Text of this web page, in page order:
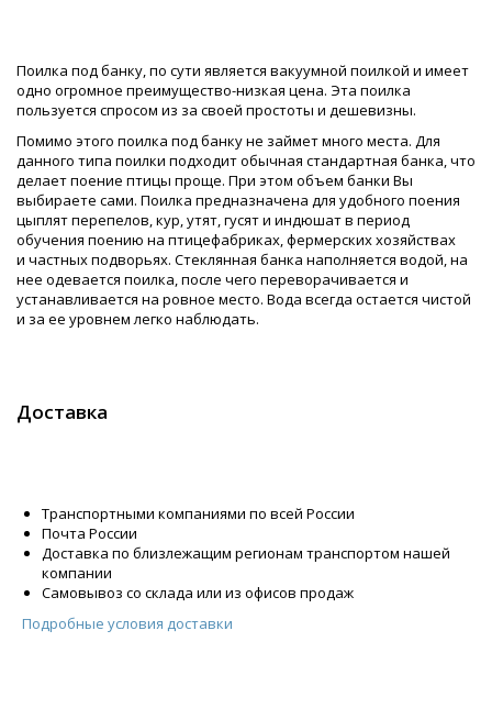
Поилка под банку, по сути является вакуумной поилкой и имеет
одно огромное преимущество-низкая цена. Эта поилка
пользуется спросом из за своей простоты и дешевизны.
Помимо этого поилка под банку не займет много места. Для
данного типа поилки подходит обычная стандартная банка, что
делает поение птицы проще. При этом объем банки Вы
выбираете сами. Поилка предназначена для удобного поения
цыплят перепелов, кур, утят, гусят и индюшат в период
обучения поению на птицефабриках, фермерских хозяйствах
и частных подворьях. Стеклянная банка наполняется водой, на
нее одевается поилка, после чего переворачивается и
устанавливается на ровное место. Вода всегда остается чистой
и за ее уровнем легко наблюдать.
Доставка
Транспортными компаниями по всей России
Почта России
Доставка по близлежащим регионам транспортом нашей
компании
Самовывоз со склада или из офисов продаж
Подробные условия доставки